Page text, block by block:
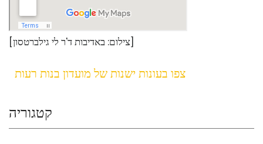
[צילום: באדיבות ד'ר לי גילברטסון]
צפו בעונות ישנות של מועדון בנות רעות
קטגוריה